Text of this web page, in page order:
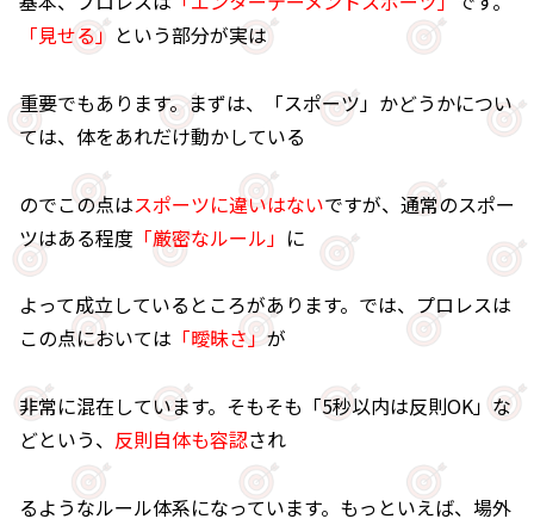
「見せる」 という部分が実は
重要でもあります。まずは、「スポーツ」かどうかについ
ては、体をあれだけ動かしている
のでこの点はスポーツに違いはないですが、通常のスポー
ツはある程度 「厳密なルール」 に
よって成立しているところがあります。では、プロレスは
この点においては 「曖昧さ」 が
非常に混在しています。そもそも「5秒以内は反則OK」な
どという、 反則自体も容認され
るようなルール体系になっています。もっといえば、場外